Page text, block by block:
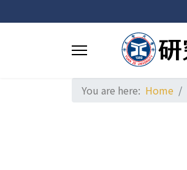
You are here: Home